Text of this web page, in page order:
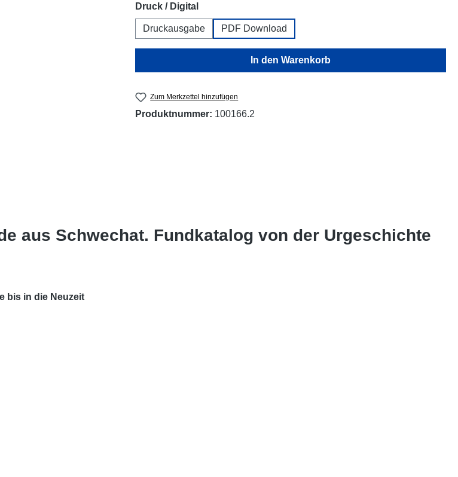
Druck / Digitalauswählen
Druckausgabe PDF Download
In den Warenkorb
Zum Merkzettel hinzufügen
Produktnummer: 100166.2
aus Schwechat. Fundkatalog von der Urgeschichte
bis in die Neuzeit